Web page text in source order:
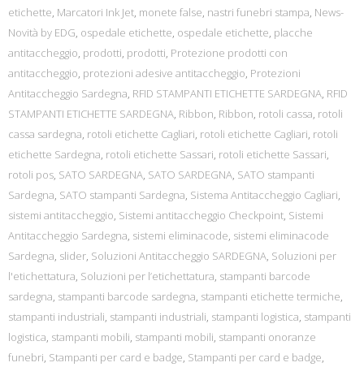
etichette, Marcatori Ink Jet, monete false, nastri funebri stampa, News-
Novità by EDG, ospedale etichette, ospedale etichette, placche
antitaccheggio, prodotti, prodotti, Protezione prodotti con
antitaccheggio, protezioni adesive antitaccheggio, Protezioni
Antitaccheggio Sardegna, RFID STAMPANTI ETICHETTE SARDEGNA, RFID
STAMPANTI ETICHETTE SARDEGNA, Ribbon, Ribbon, rotoli cassa, rotoli
cassa sardegna, rotoli etichette Cagliari, rotoli etichette Cagliari, rotoli
etichette Sardegna, rotoli etichette Sassari, rotoli etichette Sassari,
rotoli pos, SATO SARDEGNA, SATO SARDEGNA, SATO stampanti
Sardegna, SATO stampanti Sardegna, Sistema Antitaccheggio Cagliari,
sistemi antitaccheggio, Sistemi antitaccheggio Checkpoint, Sistemi
Antitaccheggio Sardegna, sistemi eliminacode, sistemi eliminacode
Sardegna, slider, Soluzioni Antitaccheggio SARDEGNA, Soluzioni per
l'etichettatura, Soluzioni per l’etichettatura, stampanti barcode
sardegna, stampanti barcode sardegna, stampanti etichette termiche,
stampanti industriali, stampanti industriali, stampanti logistica, stampanti
logistica, stampanti mobili, stampanti mobili, stampanti onoranze
funebri, Stampanti per card e badge, Stampanti per card e badge,